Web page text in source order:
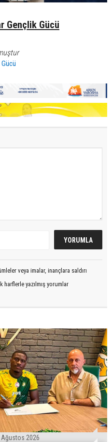
Gençlik Gücü
veya imalar, inançlara saldırı
harflerle yazılmış yorumlar
Ağustos 2026